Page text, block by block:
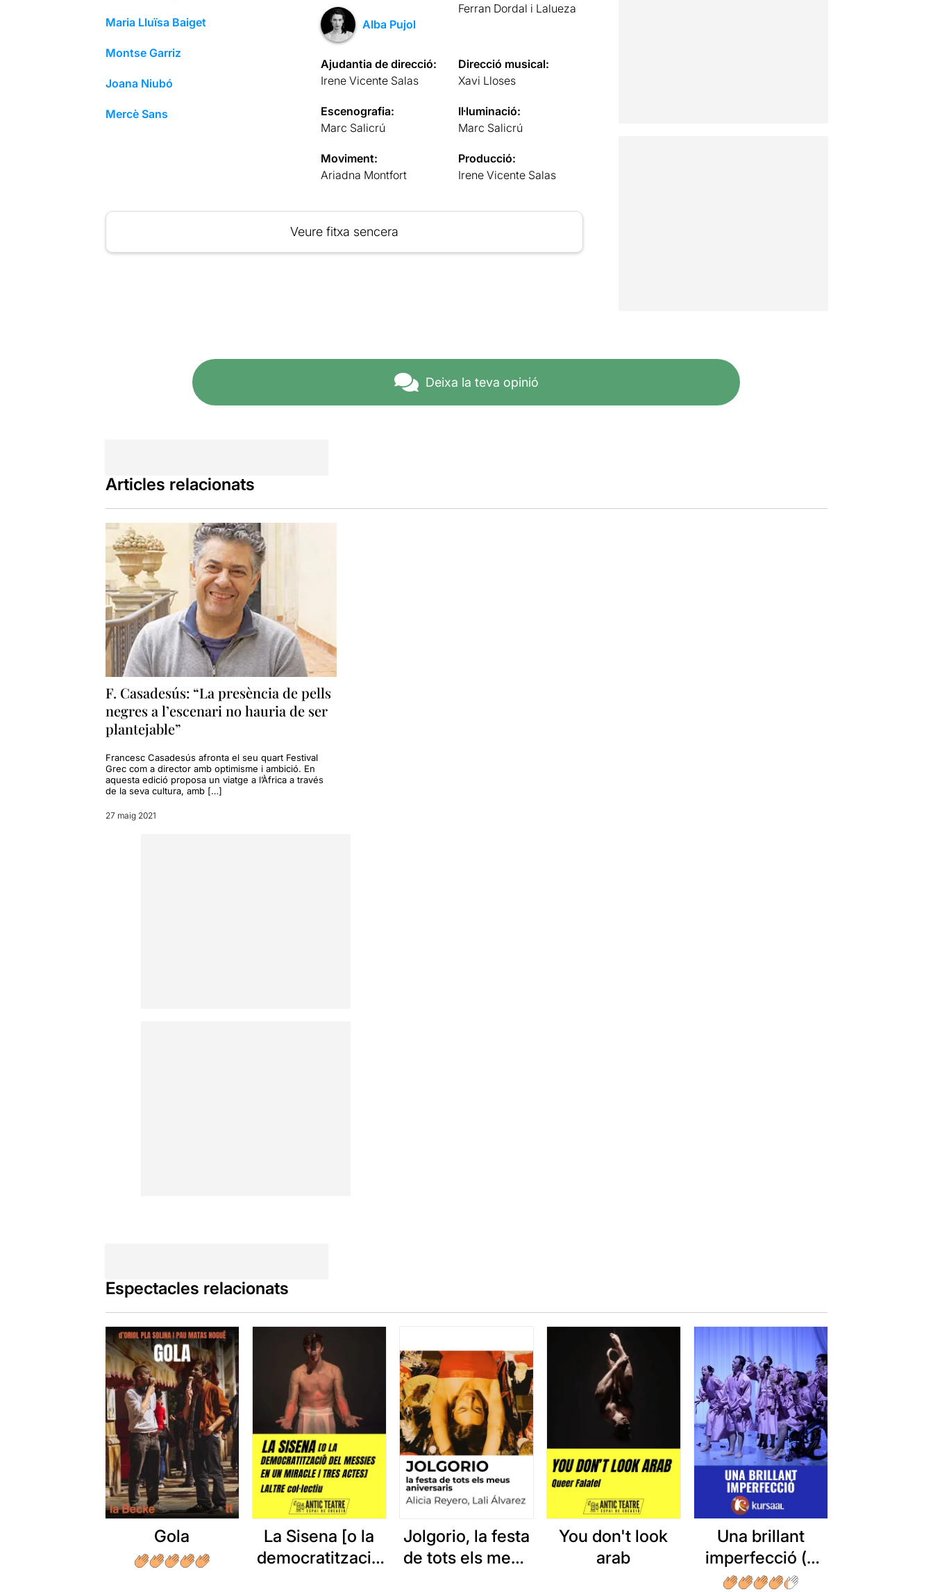
Maria Lluïsa Baiget
Montse Garriz
Joana Niubó
Mercè Sans
Alba Pujol
Ferran Dordal i Lalueza
Ajudantia de direcció:
Irene Vicente Salas
Direcció musical:
Xavi Lloses
Escenografia:
Marc Salicrú
Il·luminació:
Marc Salicrú
Moviment:
Ariadna Montfort
Producció:
Irene Vicente Salas
Veure fitxa sencera
Deixa la teva opinió
Articles relacionats
F. Casadesús: “La presència de pells
negres a l’escenari no hauria de ser
plantejable”
Francesc Casadesús afronta el seu quart Festival
Grec com a director amb optimisme i ambició. En
aquesta edició proposa un viatge a l’Àfrica a través
de la seva cultura, amb […]
27 maig 2021
Espectacles relacionats
Gola
La Sisena [o la
democratització
Jolgorio, la festa
de tots els meus
You don't look
arab
Una brillant
imperfecció (o
mort d'un